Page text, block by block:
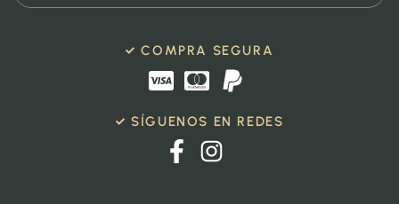
COMPRA SEGURA
SÍGUENOS EN REDES